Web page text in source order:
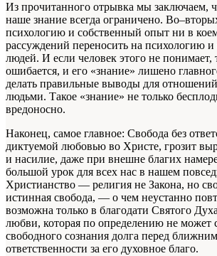
Из прочитанного отрывка мы заключаем,
наше знание всегда ограничено.
психологию и собственный опыт ни в коем
рассуждений переносить на психологию
людей. И если человек этого не понимает,
ошибается, и его «знание» лишено
делать правильные выводы для
людьми. Такое «знание» не только
вредоносно.
Наконец, самое главное: Свобода без
диктуемой любовью во Христе, грозит
и насилие, даже при внешне благих
большой урок для всех нас в нашем
Христианство — религия не Закона, но
истинная свобода, — о чем неустанно
возможна только в благодати Святого
любви, которая по определению не может
свободного сознания долга перед
ответственности за его духовное благо.